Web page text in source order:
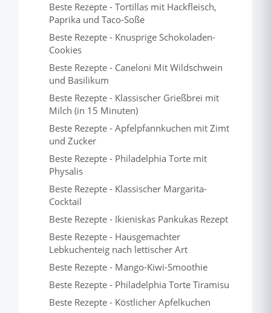
Beste Rezepte - Tortillas mit Hackfleisch,
Paprika und Taco-Soße
Beste Rezepte - Knusprige Schokoladen-
Cookies
Beste Rezepte - Caneloni Mit Wildschwein
und Basilikum
Beste Rezepte - Klassischer Grießbrei mit
Milch (in 15 Minuten)
Beste Rezepte - Apfelpfannkuchen mit Zimt
und Zucker
Beste Rezepte - Philadelphia Torte mit
Physalis
Beste Rezepte - Klassischer Margarita-
Cocktail
Beste Rezepte - Ikieniskas Pankukas Rezept
Beste Rezepte - Hausgemachter
Lebkuchenteig nach lettischer Art
Beste Rezepte - Mango-Kiwi-Smoothie
Beste Rezepte - Philadelphia Torte Tiramisu
Beste Rezepte - Köstlicher Apfelkuchen